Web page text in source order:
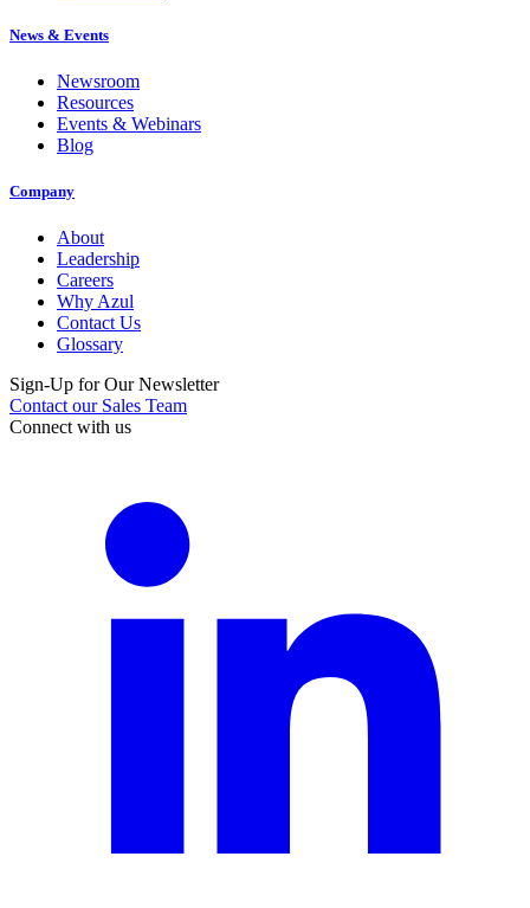
News & Events
Newsroom
Resources
Events & Webinars
Blog
Company
About
Leadership
Careers
Why Azul
Contact Us
Glossary
Sign-Up for Our Newsletter
Contact our Sales Team
Connect with us